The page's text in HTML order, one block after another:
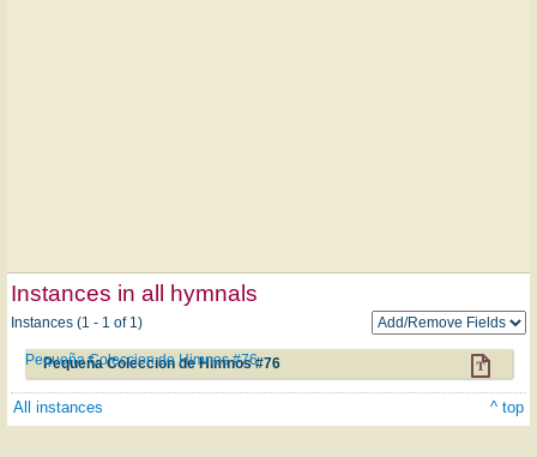
Instances in all hymnals
Instances (1 - 1 of 1)
Pequeña Coleccion de Himnos #76
Pequeña Coleccion de Himnos #76
All instances ^ top